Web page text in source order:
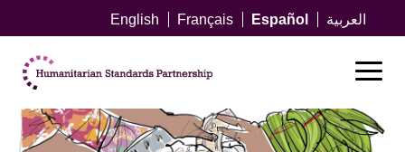
English Français Español العربية